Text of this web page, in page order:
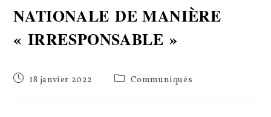
NATIONALE DE MANIÈRE
« IRRESPONSABLE »
Publication
18 janvier 2022
PostCommuniqués